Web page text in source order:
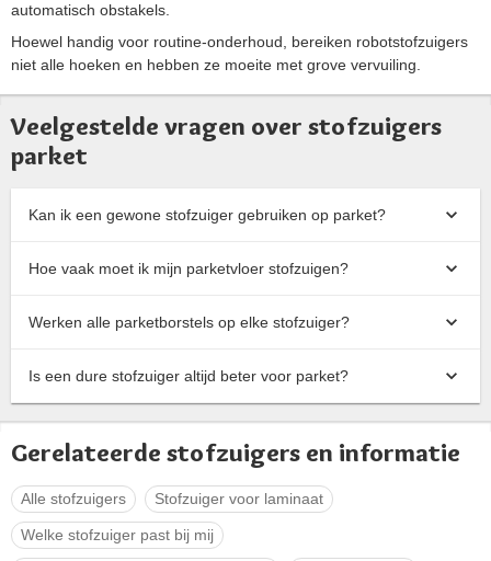
automatisch obstakels.
Hoewel handig voor routine-onderhoud, bereiken robotstofzuigers
niet alle hoeken en hebben ze moeite met grove vervuiling.
Veelgestelde vragen over stofzuigers
parket
Kan ik een gewone stofzuiger gebruiken op parket?
Hoe vaak moet ik mijn parketvloer stofzuigen?
Werken alle parketborstels op elke stofzuiger?
Is een dure stofzuiger altijd beter voor parket?
Gerelateerde stofzuigers en informatie
Alle stofzuigers Stofzuiger voor laminaat
Welke stofzuiger past bij mij